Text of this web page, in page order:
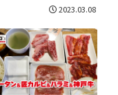
2023.03.08